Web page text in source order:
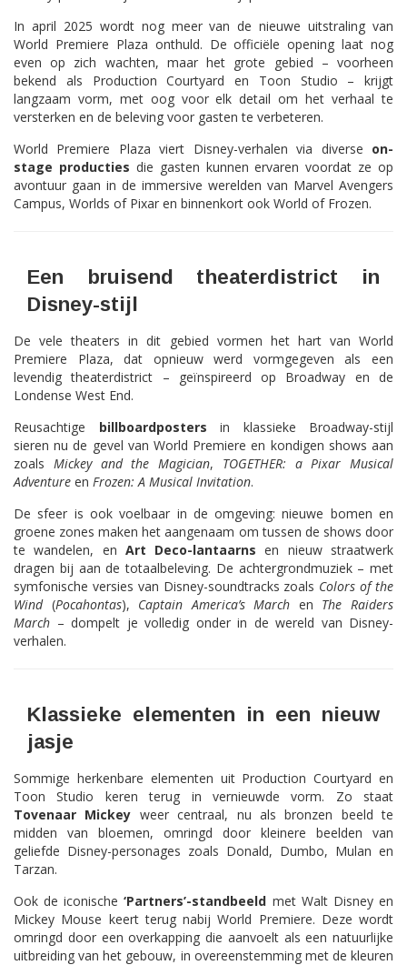
In april 2025 wordt nog meer van de nieuwe uitstraling van
World Premiere Plaza onthuld. De officiële opening laat nog
even op zich wachten, maar het grote gebied – voorheen
bekend als Production Courtyard en Toon Studio – krijgt
langzaam vorm, met oog voor elk detail om het verhaal te
versterken en de beleving voor gasten te verbeteren.
World Premiere Plaza viert Disney-verhalen via diverse on-
stage producties die gasten kunnen ervaren voordat ze op
avontuur gaan in de immersive werelden van Marvel Avengers
Campus, Worlds of Pixar en binnenkort ook World of Frozen.
Een bruisend theaterdistrict in
Disney-stijl
De vele theaters in dit gebied vormen het hart van World
Premiere Plaza, dat opnieuw werd vormgegeven als een
levendig theaterdistrict – geïnspireerd op Broadway en de
Londense West End.
Reusachtige billboardposters in klassieke Broadway-stijl
sieren nu de gevel van World Premiere en kondigen shows aan
zoals Mickey and the Magician, TOGETHER: a Pixar Musical
Adventure en Frozen: A Musical Invitation.
De sfeer is ook voelbaar in de omgeving: nieuwe bomen en
groene zones maken het aangenaam om tussen de shows door
te wandelen, en Art Deco-lantaarns en nieuw straatwerk
dragen bij aan de totaalbeleving. De achtergrondmuziek – met
symfonische versies van Disney-soundtracks zoals Colors of the
Wind(Pocahontas), Captain America’s March en The Raiders
March – dompelt je volledig onder in de wereld van Disney-
verhalen.
Klassieke elementen in een nieuw
jasje
Sommige herkenbare elementen uit Production Courtyard en
Toon Studio keren terug in vernieuwde vorm. Zo staat
Tovenaar Mickey weer centraal, nu als bronzen beeld te
midden van bloemen, omringd door kleinere beelden van
geliefde Disney-personages zoals Donald, Dumbo, Mulan en
Tarzan.
Ook de iconische‘Partners’-standbeeld met Walt Disney en
Mickey Mouse keert terug nabij World Premiere. Deze wordt
omringd door een overkapping die aanvoelt als een natuurlijke
uitbreiding van het gebouw, in overeenstemming met de kleuren